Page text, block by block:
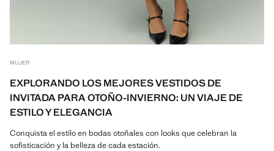
MUJER
EXPLORANDO LOS MEJORES VESTIDOS DE
INVITADA PARA OTOÑO-INVIERNO: UN VIAJE DE
ESTILO Y ELEGANCIA
Conquista el estilo en bodas otoñales con looks que celebran la
sofisticación y la belleza de cada estación.